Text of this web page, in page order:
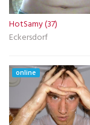
HotSamy (37)
Eckersdorf
online